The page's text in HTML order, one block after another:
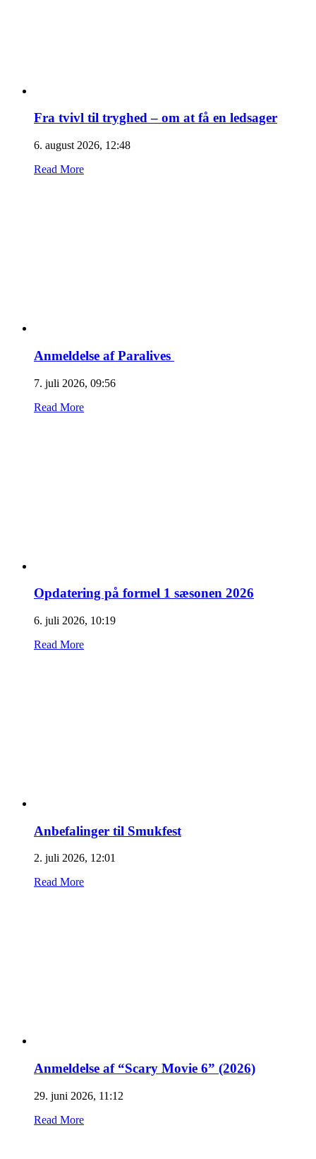
Fra tvivl til tryghed – om at få en ledsager
6. august 2026, 12:48
Read More
Anmeldelse af Paralives
7. juli 2026, 09:56
Read More
Opdatering på formel 1 sæsonen 2026
6. juli 2026, 10:19
Read More
Anbefalinger til Smukfest
2. juli 2026, 12:01
Read More
Anmeldelse af “Scary Movie 6” (2026)
29. juni 2026, 11:12
Read More